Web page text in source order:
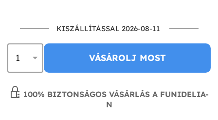
KISZÁLLÍTÁSSAL 2026-08-11
VÁSÁROLJ MOST
100% BIZTONSÁGOS VÁSÁRLÁS A FUNIDELIA-
N